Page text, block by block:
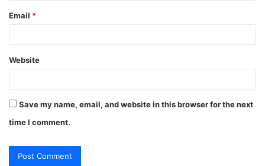
Email *
Website
Save my name, email, and website in this browser for the next
time I comment.